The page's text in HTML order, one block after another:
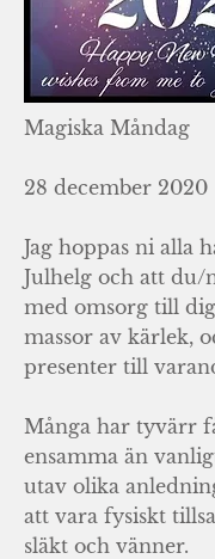
Magiska Måndag
28 december 2020
Jag hoppas ni alla
Julhelg och att
med omsorg till
massor av kärlek,
presenter till
Många har tyvärr
ensamma än
utav olika
att vara fysiskt
släkt och vänner.